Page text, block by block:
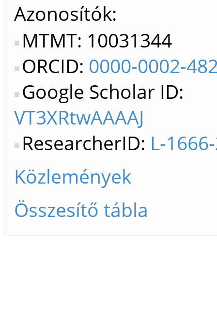
Azonosítók
MTMT: 10031344
ORCID: 0000-0002-
Google Scholar ID:
VT3XRtwAAAAJ
ResearcherID: L-
Közlemények
Összesítő tábla